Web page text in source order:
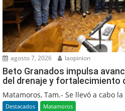
agosto 7, 2026 laopinion
Beto Granados impulsa
del drenaje y fortalecimiento
Matamoros, Tam.- Se llevó a cabo la
Destacados Matamoros